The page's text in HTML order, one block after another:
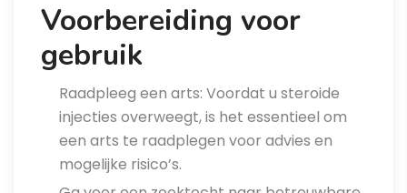
Voorbereiding voor
gebruik
Raadpleeg een arts: Voordat u steroide
injecties overweegt, is het essentieel om
een arts te raadplegen voor advies en
mogelijke risico’s.